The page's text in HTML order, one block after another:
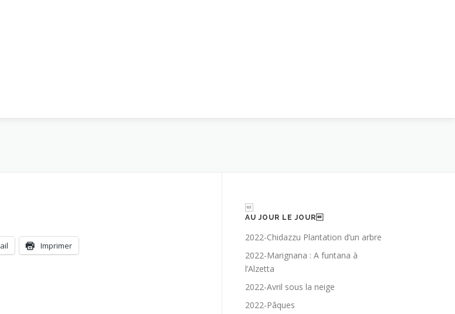
Imprimer
AU JOUR LE JOUR
2022-Chidazzu Plantation d’un arbre
2022-Marignana : A funtana à
l’Alzetta
2022-Avril sous la neige
2022-Pâques